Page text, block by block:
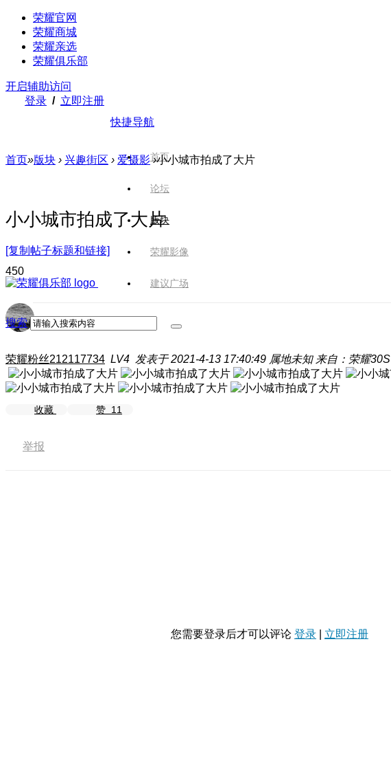
荣耀官网
荣耀商城
荣耀亲选
荣耀俱乐部
开启辅助访问
登录 / 立即注册
快捷导航
首页
论坛
版块
荣耀影像
建议广场
搜索
首页»版块 › 兴趣街区 › 爱摄影 ›小小城市拍成了大片
小小城市拍成了大片
[复制帖子标题和链接]
450
荣耀粉丝212117734 LV4 发表于 2021-4-13 17:40:49 属地未知 来自：荣耀30S
收藏 赞 11
举报
您需要登录后才可以评论 登录 立即注册